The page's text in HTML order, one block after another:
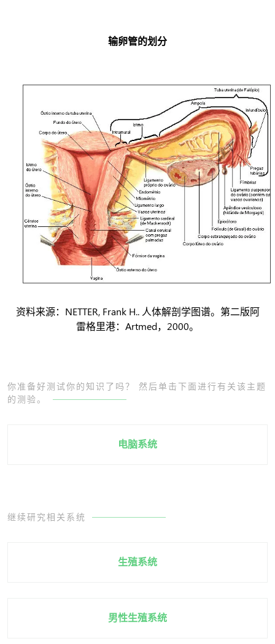
输卵管的划分
资料来源：NETTER, Frank H.. 人体解剖学图谱。第二版阿
雷格里港：Artmed，2000。
你准备好测试你的知识了吗？ 然后单击下面进行有关该主题
的测验。
电脑系统
继续研究相关系统
生殖系统
男性生殖系统